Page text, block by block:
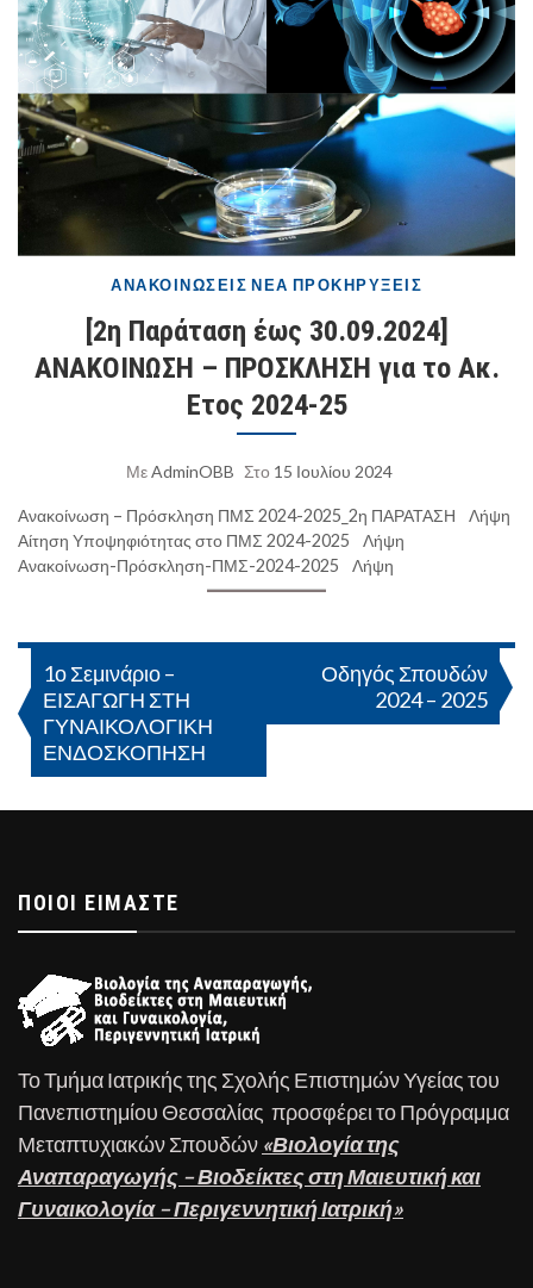
ΑΝΑΚΟΙΝΏΣΕΙΣ ΝΈΑ ΠΡΟΚΗΡΎΞΕΙΣ
[2η Παράταση έως 30.09.2024]
ΑΝΑΚΟΙΝΩΣΗ – ΠΡΟΣΚΛΗΣΗ για το Ακ.
Ετος 2024-25
ΜεAdminOBB Στο 15 Ιουλίου 2024
Ανακοίνωση – Πρόσκληση ΠΜΣ 2024-2025_2η ΠΑΡΑΤΑΣΗ
Λήψη
Αίτηση Υποψηφιότητας στο ΠΜΣ 2024-2025
Λήψη
Ανακοίνωση-Πρόσκληση-ΠΜΣ-2024-2025
Λήψη
Πλοήγηση
άρθρων
1ο Σεμινάριο –
ΕΙΣΑΓΩΓΗ ΣΤΗ
ΓΥΝΑΙΚΟΛΟΓΙΚΗ
ΕΝΔΟΣΚΟΠΗΣΗ
Οδηγός Σπουδών
2024 – 2025
ΠΟΙΟΊ ΕΊΜΑΣΤΕ
Το Τμήμα Ιατρικής της Σχολής Επιστημών Υγείας του
Πανεπιστημίου Θεσσαλίας προσφέρει το Πρόγραμμα
Μεταπτυχιακών Σπουδών «Βιολογία της
Αναπαραγωγής – Βιοδείκτες στη Μαιευτική και
Γυναικολογία – Περιγεννητική Ιατρική»